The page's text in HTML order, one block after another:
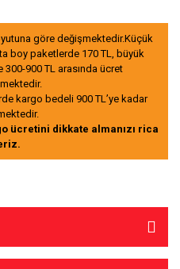
göre değişmektedir.Küçük
boy paketlerde 170 TL, büyük
900 TL arasında ücret
kargo bedeli 900 TL’ye kadar
ücretini dikkate almanızı rica